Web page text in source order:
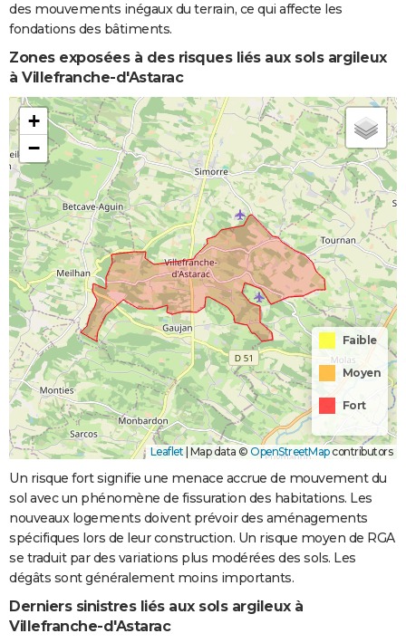
des mouvements inégaux du terrain, ce qui affecte les
fondations des bâtiments.
Zones exposées à des risques liés aux sols argileux
à Villefranche-d'Astarac
+
−
Faible
Moyen
Fort
Leaflet Map data © OpenStreetMapcontributors
Un risque fort signifie une menace accrue de mouvement du
sol avec un phénomène de fissuration des habitations. Les
nouveaux logements doivent prévoir des aménagements
spécifiques lors de leur construction. Un risque moyen de RGA
se traduit par des variations plus modérées des sols. Les
dégâts sont généralement moins importants.
Derniers sinistres liés aux sols argileux à
Villefranche-d'Astarac